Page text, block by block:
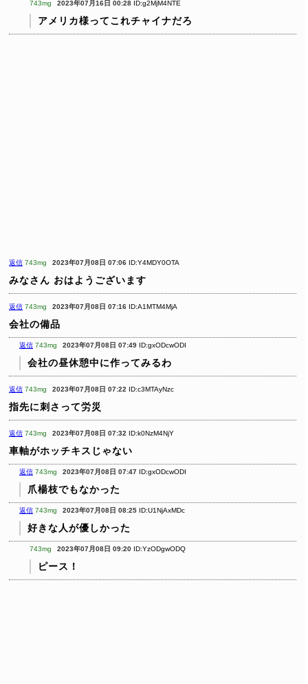
743mg 2023年07月16日 00:28 ID:g2MjM4NTE
アメリカ様ってこれチャイナだろ
返信 743mg 2023年07月08日 07:06 ID:Y4MDY0OTA
みなさん おはようございます
返信 743mg 2023年07月08日 07:16 ID:A1MTM4MjA
会社の備品
返信 743mg 2023年07月08日 07:49 ID:gxODcwODI
会社の昼休憩中に作ってみるわ
返信 743mg 2023年07月08日 07:22 ID:c3MTAyNzc
指先に刺さって労災
返信 743mg 2023年07月08日 07:32 ID:k0NzM4NjY
車軸がホッチキスじゃない
返信 743mg 2023年07月08日 07:47 ID:gxODcwODI
爪楊枝でもなかった
返信 743mg 2023年07月08日 08:25 ID:U1NjAxMDc
好きな人が優しかった
743mg 2023年07月08日 09:20 ID:YzODgwODQ
ピース！